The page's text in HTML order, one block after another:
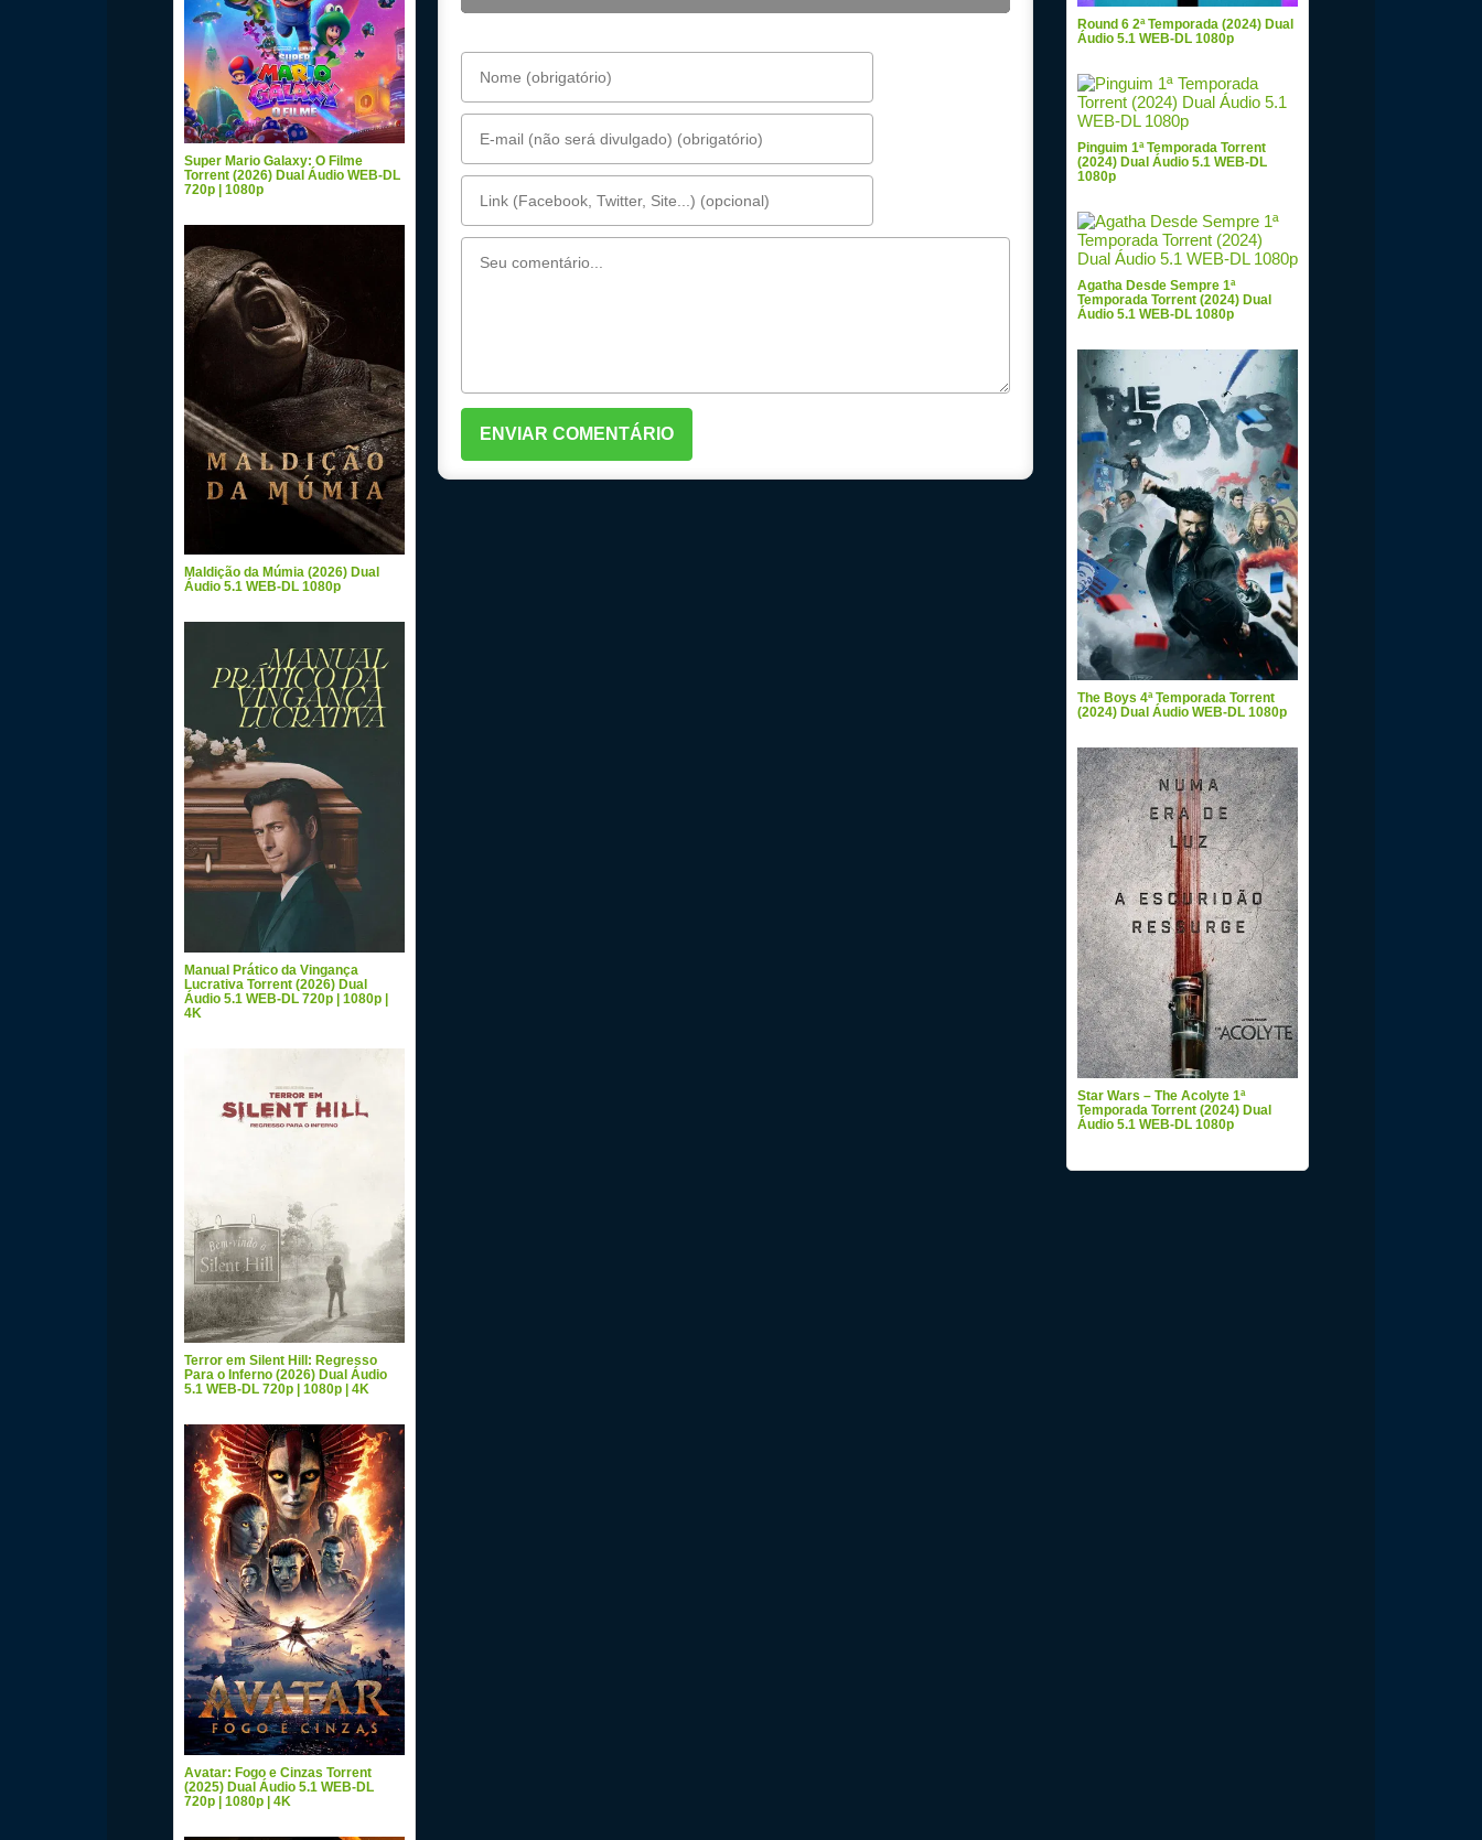
Super Mario Galaxy: O Filme
Torrent (2026) Dual Áudio WEB-DL
720p | 1080p
Maldição da Múmia (2026) Dual
Áudio 5.1 WEB-DL 1080p
Manual Prático da Vingança
Lucrativa Torrent (2026) Dual
Áudio 5.1 WEB-DL 720p | 1080p |
4K
Terror em Silent Hill: Regresso
Para o Inferno (2026) Dual Áudio
5.1 WEB-DL 720p | 1080p | 4K
Avatar: Fogo e Cinzas Torrent
(2025) Dual Áudio 5.1 WEB-DL
720p | 1080p | 4K
Round 6 2ª Temporada (2024) Dual
Áudio 5.1 WEB-DL 1080p
Pinguim 1ª Temporada Torrent
(2024) Dual Áudio 5.1 WEB-DL
1080p
Agatha Desde Sempre 1ª
Temporada Torrent (2024) Dual
Áudio 5.1 WEB-DL 1080p
The Boys 4ª Temporada Torrent
(2024) Dual Áudio WEB-DL 1080p
Star Wars – The Acolyte 1ª
Temporada Torrent (2024) Dual
Áudio 5.1 WEB-DL 1080p